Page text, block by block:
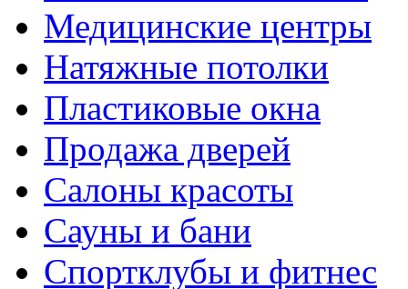
Медицинские центры
Натяжные потолки
Пластиковые окна
Продажа дверей
Салоны красоты
Сауны и бани
Спортклубы и фитнес